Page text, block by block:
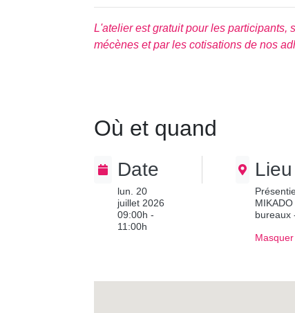
L'atelier est gratuit pour les
mécènes et par les cotisations de nos
Où et quand
Date
lun. 20
juillet 2026
09:00h -
11:00h
Lieu